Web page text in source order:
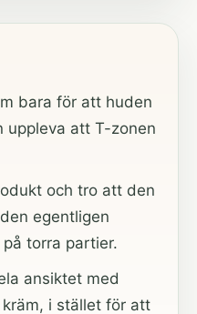
bara för att huden
uppleva att T-zonen
och tro att den
egentligen
torra partier.
ansiktet med
i stället för att